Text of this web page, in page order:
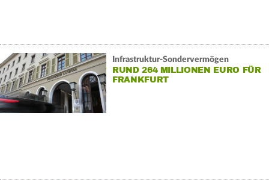
Infrastruktur-Sondervermögen
RUND 264 MILLIONEN EURO FÜR
FRANKFURT